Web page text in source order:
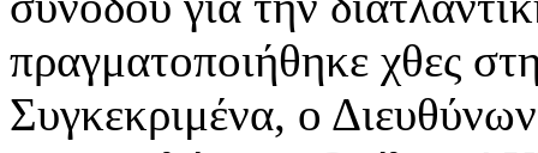
πραγματοποιήθηκε χθες
Συγκεκριμένα, ο